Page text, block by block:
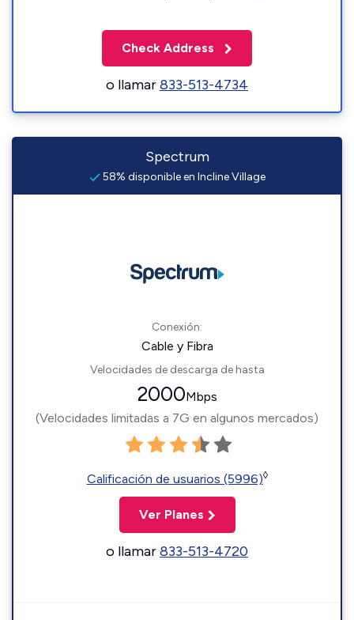
Check Address
o llamar833-513-4734
Spectrum
58% disponible en Incline Village
Conexión:
Cable y Fibra
Velocidades de descarga de hasta
2000Mbps
(Velocidades limitadas a 7G en algunos mercados)
Calificación de usuarios (5996)◊
Ver Planes
o llamar833-513-4720